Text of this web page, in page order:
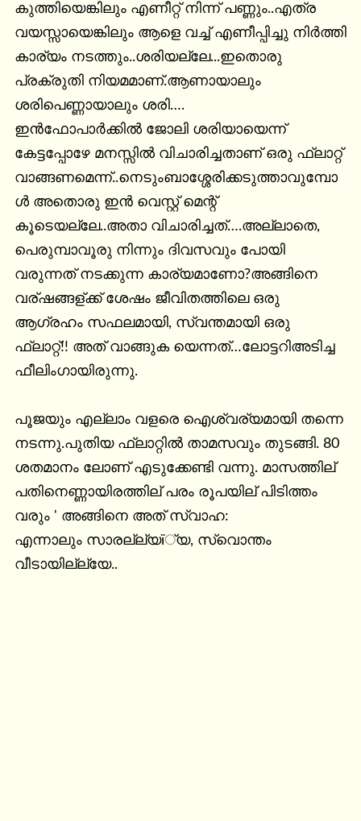
കുത്തിയെങ്കിലും എണീറ്റ് നിന്ന് പണ്ണും..എത്ര
വയസ്സായെങ്കിലും ആളെ വച്ച് എണീപ്പിച്ചു നിര്‍ത്തി
കാര്യം നടത്തും..ശരിയല്ലേ...ഇതൊരു
പ്രക്രുതി നിയമമാണ്‌.ആണായാലും
ശരിപെണ്ണായാലും ശരി….
ഇന്‍ഫോപാര്‍ക്കില്‍ ജോലി ശരിയായെന്ന്
കേട്ടപ്പോഴേ മനസ്സില്‍ വിചാരിച്ചതാണ്‌ ഒരു ഫ്ലാറ്റ്
വാങ്ങണമെന്ന്..നെടുംബാശ്ശേരിക്കടുത്താവുമ്പോ
ള്‍ അതൊരു ഇന്‍ വെസ്റ്റ് മെന്റ്
കൂടെയല്ലേ..അതാ വിചാരിച്ചത്….അല്ലാതെ,
പെരുമ്പാവൂരു നിന്നും ദിവസവും പോയി
വരുന്നത് നടക്കുന്ന കാര്യമാണോ?അങ്ങിനെ
വര്ഷങ്ങള്ക്ക് ശേഷം ജീവിതത്തിലെ ഒരു
ആഗ്രഹം സഫലമായി, സ്വന്തമായി ഒരു
ഫ്ലാറ്റ്!! അത് വാങ്ങുക യെന്നത്…ലോട്ടറിഅടിച്ച
ഫീലിംഗായിരുന്നു.
പൂജയും എല്ലാം വളരെ ഐശ്വര്യമായി തന്നെ
നടന്നു.പുതിയ ഫ്ലാറ്റില്‍ താമസവും തുടങ്ങി. 80
ശതമാനം ലോണ് എടുക്കേണ്ടി വന്നു. മാസത്തില്
പതിനെണ്ണായിരത്തില് പരം രൂപയില് പിടിത്തം
വരും ' അങ്ങിനെ അത് സ്വാഹ:
എന്നാലും സാരല്ല്യï്യ, സ്വൊന്തം
വീടായില്ല്യേ..